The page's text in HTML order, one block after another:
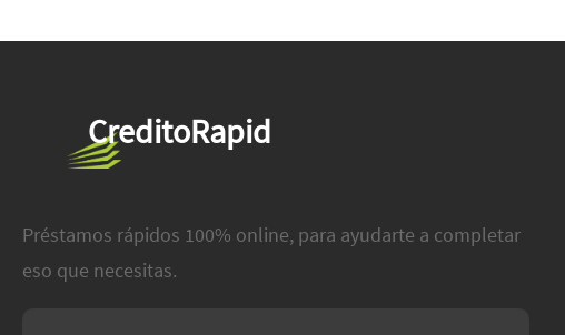
CreditoRapid
Préstamos rápidos 100% online, para ayudarte a completar
eso que necesitas.